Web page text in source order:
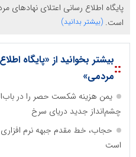
پایگاه اطلاع رسانی اعتلای نهادهای
است. (بیشتر بدانید)
::بیشتر بخوانید از «پایگاه
مردمی»
یمن هزینه شکست حصر را در
چشم‌انداز جدید دریای سرخ
حجاب، خط مقدم جبهه نرم افزاری
است